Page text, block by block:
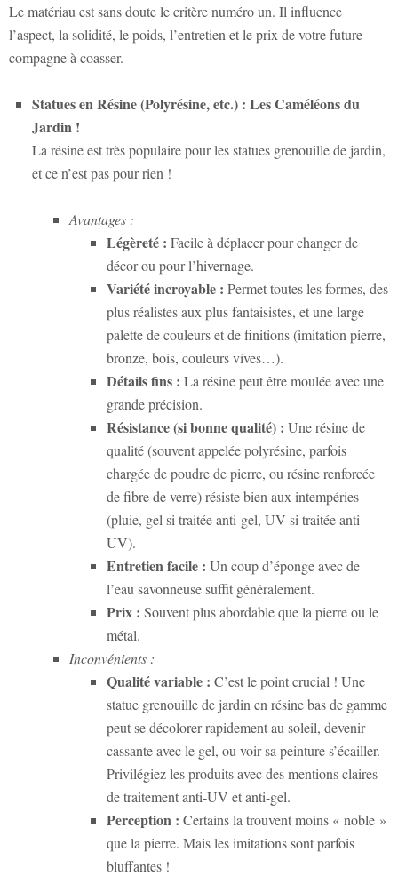
Le matériau est sans doute le critère numéro un. Il influence
l’aspect, la solidité, le poids, l’entretien et le prix de votre future
compagne à coasser.
Statues en Résine (Polyrésine, etc.) : Les Caméléons du
Jardin !
La résine est très populaire pour lesstatues grenouille de jardin,
et ce n’est pas pour rien !
Avantages :
Légèreté : Facile à déplacer pour changer de
décor ou pour l’hivernage.
Variété incroyable : Permet toutes les formes, des
plus réalistes aux plus fantaisistes, et une large
palette de couleurs et de finitions (imitation pierre,
bronze, bois, couleurs vives…).
Détails fins : La résine peut être moulée avec une
grande précision.
Résistance (si bonne qualité) : Une résine de
qualité (souvent appelée polyrésine, parfois
chargée de poudre de pierre, ou résine renforcée
de fibre de verre) résiste bien aux intempéries
(pluie, gel si traitée anti-gel, UV si traitée anti-
UV).
Entretien facile : Un coup d’éponge avec de
l’eau savonneuse suffit généralement.
Prix : Souvent plus abordable que la pierre ou le
métal.
Inconvénients :
Qualité variable : C’est le point crucial ! Une
statue grenouille de jardin en résine bas de gamme
peut se décolorer rapidement au soleil, devenir
cassante avec le gel, ou voir sa peinture s’écailler.
Privilégiez les produits avec des mentions claires
de traitement anti-UV et anti-gel.
Perception : Certains la trouvent moins « noble »
que la pierre. Mais les imitations sont parfois
bluffantes !